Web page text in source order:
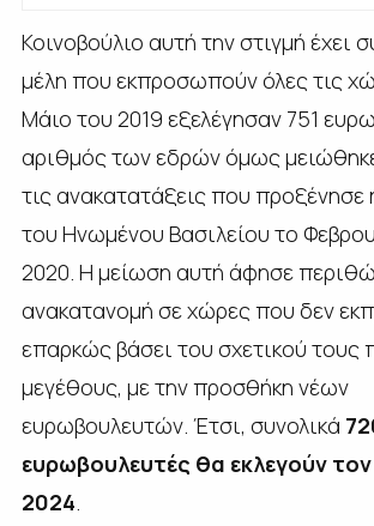
Κοινοβούλιο αυτή την στιγμή έχει
μέλη που εκπροσωπούν όλες τις
Μάιο του 2019 εξελέγησαν 751
αριθμός των εδρών όμως
τις ανακατατάξεις που
του Ηνωμένου Βασιλείου το
2020. Η μείωση αυτή άφησε
ανακατανομή σε χώρες που δεν
επαρκώς βάσει του σχετικού τους
μεγέθους, με την προσθήκη νέων
ευρωβουλευτών. Έτσι, συνολικά
ευρωβουλευτές θα εκλεγούν τον
2024.